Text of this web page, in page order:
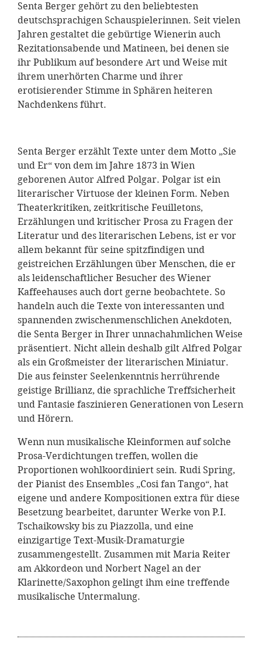
Senta Berger gehört zu den beliebtesten
deutschsprachigen Schauspielerinnen. Seit vielen
Jahren gestaltet die gebürtige Wienerin auch
Rezitationsabende und Matineen, bei denen sie
ihr Publikum auf besondere Art und Weise mit
ihrem unerhörten Charme und ihrer
erotisierender Stimme in Sphären heiteren
Nachdenkens führt.
Senta Berger erzählt Texte unter dem Motto „Sie
und Er“ von dem im Jahre 1873 in Wien
geborenen Autor Alfred Polgar. Polgar ist ein
literarischer Virtuose der kleinen Form. Neben
Theaterkritiken, zeitkritische Feuilletons,
Erzählungen und kritischer Prosa zu Fragen der
Literatur und des literarischen Lebens, ist er vor
allem bekannt für seine spitzfindigen und
geistreichen Erzählungen über Menschen, die er
als leidenschaftlicher Besucher des Wiener
Kaffeehauses auch dort gerne beobachtete. So
handeln auch die Texte von interessanten und
spannenden zwischenmenschlichen Anekdoten,
die Senta Berger in Ihrer unnachahmlichen Weise
präsentiert. Nicht allein deshalb gilt Alfred Polgar
als ein Großmeister der literarischen Miniatur.
Die aus feinster Seelenkenntnis herrührende
geistige Brillianz, die sprachliche Treffsicherheit
und Fantasie faszinieren Generationen von Lesern
und Hörern.
Wenn nun musikalische Kleinformen auf solche
Prosa-Verdichtungen treffen, wollen die
Proportionen wohlkoordiniert sein. Rudi Spring,
der Pianist des Ensembles „Cosi fan Tango“, hat
eigene und andere Kompositionen extra für diese
Besetzung bearbeitet, darunter Werke von P.I.
Tschaikowsky bis zu Piazzolla, und eine
einzigartige Text-Musik-Dramaturgie
zusammengestellt. Zusammen mit Maria Reiter
am Akkordeon und Norbert Nagel an der
Klarinette/Saxophon gelingt ihm eine treffende
musikalische Untermalung.